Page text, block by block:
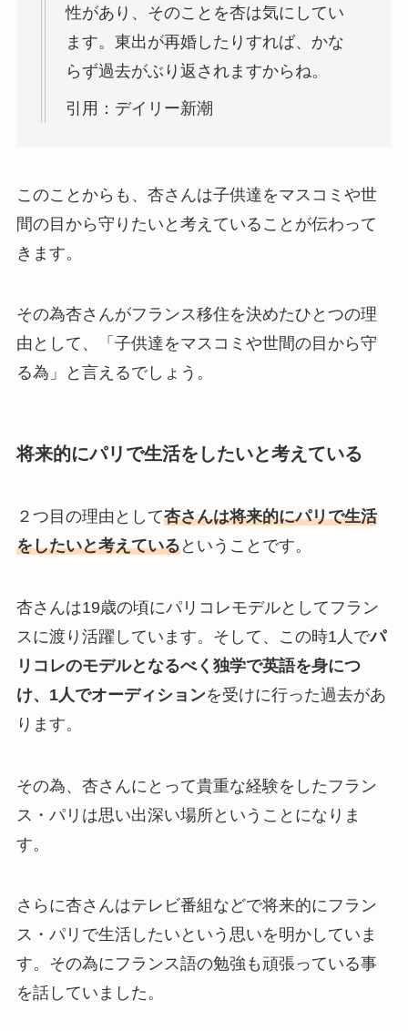
性があり、そのことを杏は気にしてい
ます。東出が再婚したりすれば、かな
らず過去がぶり返されますからね。
引用：デイリー新潮
このことからも、杏さんは子供達をマスコミや世
間の目から守りたいと考えていることが伝わって
きます。
その為杏さんがフランス移住を決めたひとつの理
由として、「子供達をマスコミや世間の目から守
る為」と言えるでしょう。
将来的にパリで生活をしたいと考えている
２つ目の理由として杏さんは将来的にパリで生活
をしたいと考えているということです。
杏さんは19歳の頃にパリコレモデルとしてフラン
スに渡り 活躍しています。そして、この時1人でパ
リコレのモデルとなるべく独学で英語を身につ
け、1人でオーディションを受けに行った過去があ
ります。
その為、杏さんにとって貴重な経験をしたフラン
ス・パリは思い出深い場所ということになりま
す。
さらに杏さんはテレビ番組などで将来的にフラン
ス・パリで生活したいという思いを明かしていま
す。 その為にフランス語の勉強も頑張っている事
を話していました。